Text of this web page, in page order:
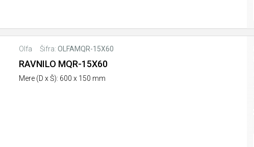
Olfa Šifra:OLFAMQR-15X60
RAVNILO MQR-15X60
Mere (D x Š): 600 x 150 mm